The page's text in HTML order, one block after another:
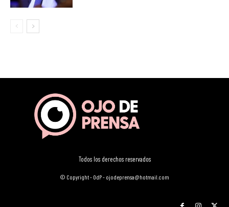
Todos los derechos reservados
© Copyright - OdP - ojodeprensa@hotmail.com